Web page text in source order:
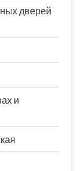
дверей
и